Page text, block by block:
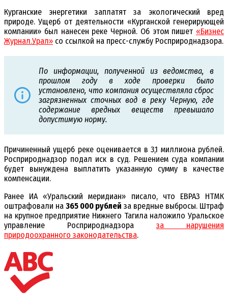
Курганские энергетики заплатят за экологический вред
природе. Ущерб от деятельности «Курганской генерирующей
компании» был нанесен реке Черной. Об этом пишет «Бизнес
Журнал.Урал» со ссылкой на пресс-службу Росприроднадзора.
По информации, полученной из ведомства, в
прошлом году в ходе проверки было
установлено, что компания осуществляла сброс
загрязненных сточных вод в реку Черную, где
содержание вредных веществ превышало
допустимую норму.
Причиненный ущерб реке оценивается в 3,1 миллиона рублей.
Росприроднадзор подал иск в суд. Решением суда компании
будет вынуждена выплатить указанную сумму в качестве
компенсации.
Ранее ИА «Уральский меридиан» писало, что ЕВРАЗ НТМК
оштрафовали на 365 000 рублей за вредные выбросы. Штраф
на крупное предприятие Нижнего Тагила наложило Уральское
управление Росприроднадзора за нарушения
природоохранного законодательства.